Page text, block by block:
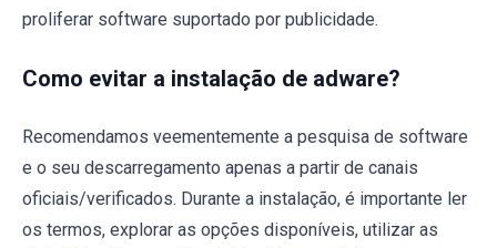
proliferar software suportado por publicidade.
Como evitar a instalação de adware?
Recomendamos veementemente a pesquisa de software
e o seu descarregamento apenas a partir de canais
oficiais/verificados. Durante a instalação, é importante ler
os termos, explorar as opções disponíveis, utilizar as